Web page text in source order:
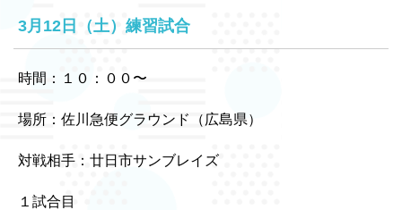
3月12日（土）練習試合
時間：１０：００〜
場所：佐川急便グラウンド（広島県）
対戦相手：廿日市サンブレイズ
１試合目